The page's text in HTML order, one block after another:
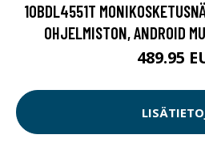
10BDL4551T
OHJELMISTON, ANDROID
489.95